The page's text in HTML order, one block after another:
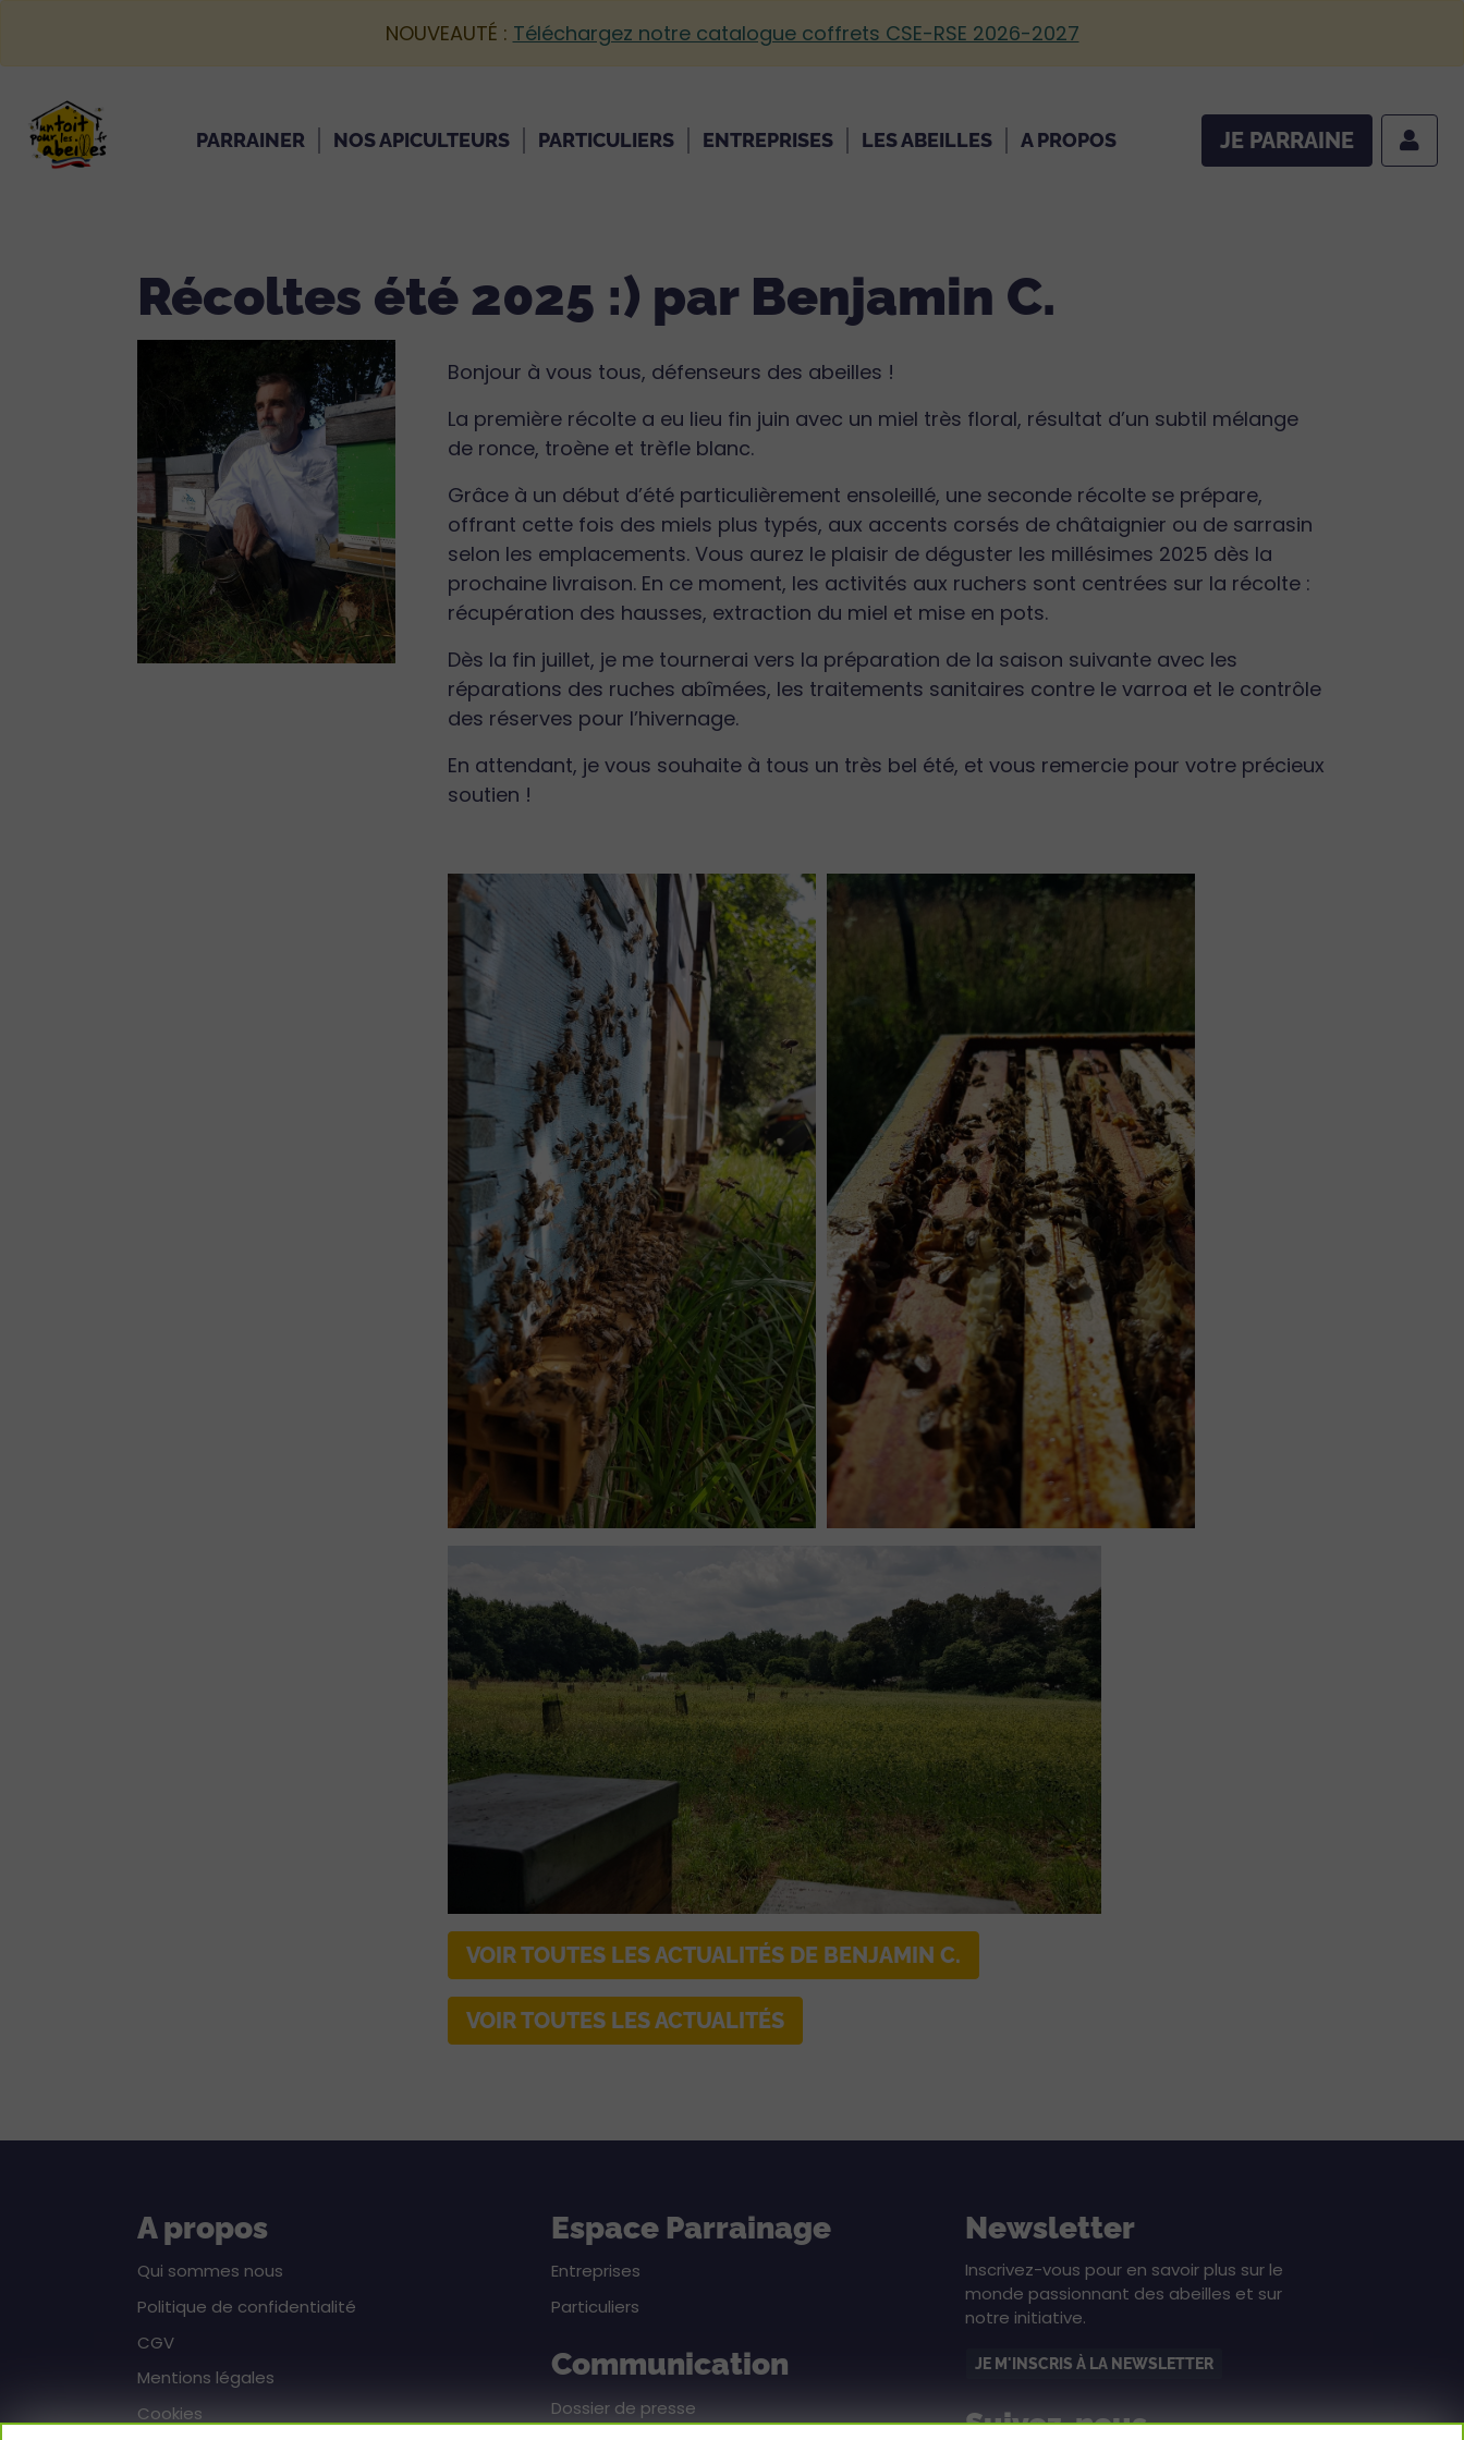
NOUVEAUTÉ : Téléchargez notre catalogue coffrets CSE-RSE 2026-2027
PARRAINER NOS APICULTEURS PARTICULIERS ENTREPRISES LES ABEILLES A PROPOS JE PARRAINE
Récoltes été 2025 :) par Benjamin C.
Bonjour à vous tous, défenseurs des abeilles !
La première récolte a eu lieu fin juin avec un miel très floral, résultat d’un subtil mélange
de ronce, troène et trèfle blanc.
Grâce à un début d’été particulièrement ensoleillé, une seconde récolte se prépare,
offrant cette fois des miels plus typés, aux accents corsés de châtaignier ou de sarrasin
selon les emplacements. Vous aurez le plaisir de déguster les millésimes 2025 dès la
prochaine livraison. En ce moment, les activités aux ruchers sont centrées sur la récolte :
récupération des hausses, extraction du miel et mise en pots.
Dès la fin juillet, je me tournerai vers la préparation de la saison suivante avec les
réparations des ruches abîmées, les traitements sanitaires contre le varroa et le contrôle
des réserves pour l’hivernage.
En attendant, je vous souhaite à tous un très bel été, et vous remercie pour votre précieux
soutien !
VOIR TOUTES LES ACTUALITÉS DE BENJAMIN C.
VOIR TOUTES LES ACTUALITÉS
A propos
Qui sommes nous
Politique de confidentialité
CGV
Mentions légales
Cookies
Espace Parrainage
Entreprises
Particuliers
Communication
Dossier de presse
Newsletter
Inscrivez-vous pour en savoir plus sur le
monde passionnant des abeilles et sur
notre initiative.
JE M'INSCRIS À LA NEWSLETTER
Suivez-nous